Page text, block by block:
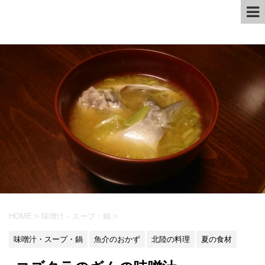
HOME > 味噌汁・スープ・鍋 >
味噌汁・スープ・鍋 魚介のおかず 北陸の料理 夏の食材